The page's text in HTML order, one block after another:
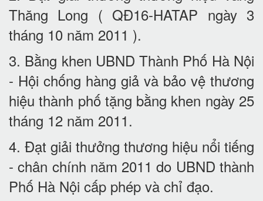
Thăng Long ( QĐ16-HATAP ngày 3
tháng 10 năm 2011 ).
3. Bằng khen UBND Thành Phố Hà Nội
- Hội chống hàng giả và bảo vệ thương
hiệu thành phố tặng bằng khen ngày 25
tháng 12 năm 2011.
4. Đạt giải thưởng thương hiệu nổi tiếng
- chân chính năm 2011 do UBND thành
Phố Hà Nội cấp phép và chỉ đạo.